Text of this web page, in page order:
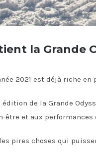
la Grande
2021 est déjà riche
édition de la Grande
être et aux
pires choses qui